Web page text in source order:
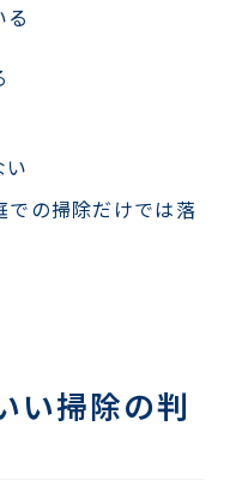
る
い
での掃除だけでは落
い掃除の判